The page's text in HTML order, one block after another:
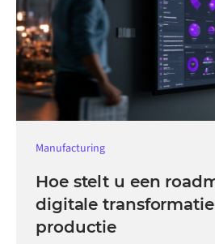
Manufacturing
Hoe stelt u een
digitale
productie